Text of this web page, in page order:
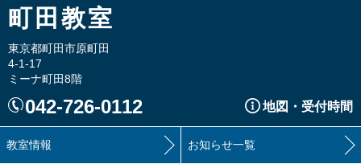
町田教室
東京都町田市原町田
4-1-17
ミーナ町田8階
042-726-0112 地図・受付時間
教室情報 お知らせ一覧